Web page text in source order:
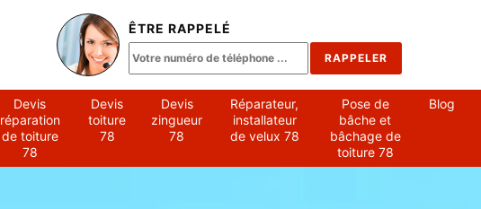
ÊTRE RAPPELÉ
Devis
réparation
de toiture
78
Devis
toiture
78
Devis
zingueur
78
Réparateur,
installateur
de velux 78
Pose de
bâche et
bâchage de
toiture 78
Blog